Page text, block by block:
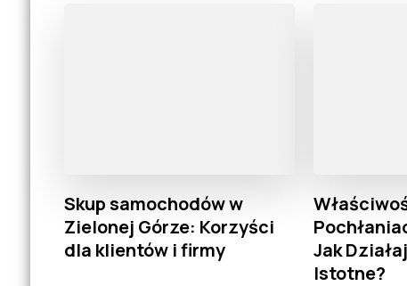
Skup samochodów w
Zielonej Górze: Korzyści
dla klientów i firmy
Jak
Istotne?